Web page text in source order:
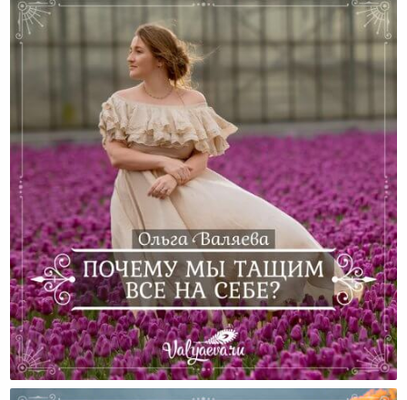
Почему Мы Тащим Все На Себе?